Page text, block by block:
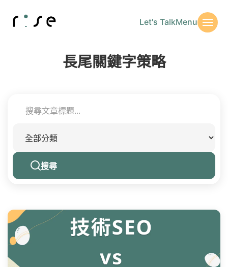
Let's TalkMenu
長尾關鍵字策略
搜尋